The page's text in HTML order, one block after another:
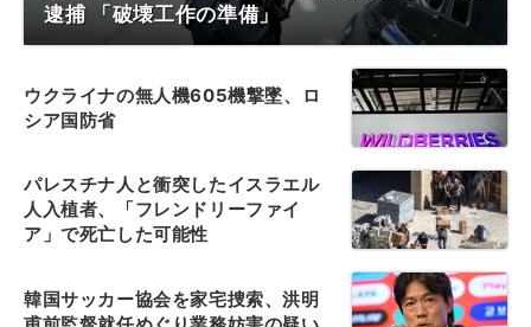
逮捕 「破壊工作の準備」
ウクライナの無人機605機撃墜、ロ
シア国防省
パレスチナ人と衝突したイスラエル
人入植者、「フレンドリーファイ
ア」で死亡した可能性
韓国サッカー協会を家宅捜索、洪明